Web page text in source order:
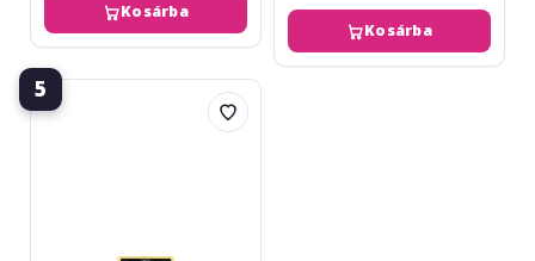
Kosárba
Kosárba
5
Boss
ODB-